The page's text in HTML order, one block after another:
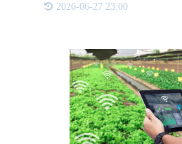
周期的追溯，确保产品质量和
2026-06-27 23:00